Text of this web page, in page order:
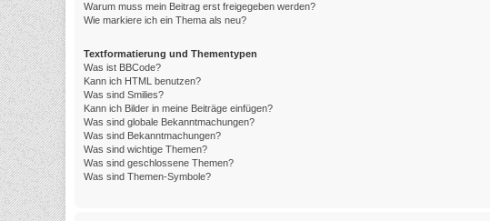
Warum muss mein Beitrag erst freigegeben werden?
Wie markiere ich ein Thema als neu?
Textformatierung und Thementypen
Was ist BBCode?
Kann ich HTML benutzen?
Was sind Smilies?
Kann ich Bilder in meine Beiträge einfügen?
Was sind globale Bekanntmachungen?
Was sind Bekanntmachungen?
Was sind wichtige Themen?
Was sind geschlossene Themen?
Was sind Themen-Symbole?